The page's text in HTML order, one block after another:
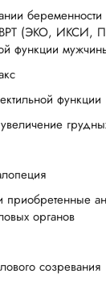
ВРТ (ЭКО, ИКСИ,
функции
функции
увеличение
органов
созревания